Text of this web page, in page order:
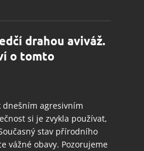
drahou aviváž.
o tomto
dnešním agresivním
si je zvykla používat,
stav přírodního
vážné obavy. Pozorujeme